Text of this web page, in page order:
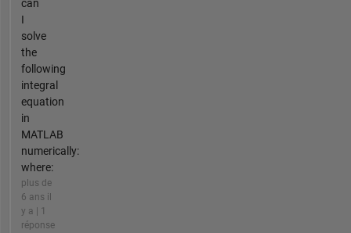
can
I
solve
the
following
integral
equation
in
MATLAB
numerically:
where:
plus de
6 ans il
y a | 1
réponse